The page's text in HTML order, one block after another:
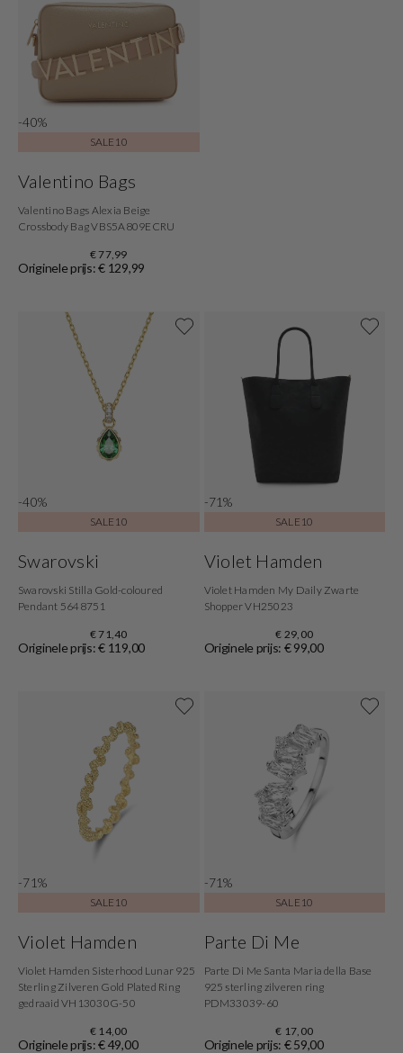
-40%
SALE10
Valentino Bags
Valentino Bags Alexia Beige
Crossbody Bag VBS5A809ECRU
€ 77,99
Originele prijs: € 129,99
-40%
SALE10
Swarovski
Swarovski Stilla Gold-coloured
Pendant 5648751
€ 71,40
Originele prijs: € 119,00
-71%
SALE10
Violet Hamden
Violet Hamden My Daily Zwarte
Shopper VH25023
€ 29,00
Originele prijs: € 99,00
-71%
SALE10
Violet Hamden
Violet Hamden Sisterhood Lunar 925
Sterling Zilveren Gold Plated Ring
gedraaid VH13030G-50
€ 14,00
Originele prijs: € 49,00
-71%
SALE10
Parte Di Me
Parte Di Me Santa Maria della Base
925 sterling zilveren ring
PDM33039-60
€ 17,00
Originele prijs: € 59,00